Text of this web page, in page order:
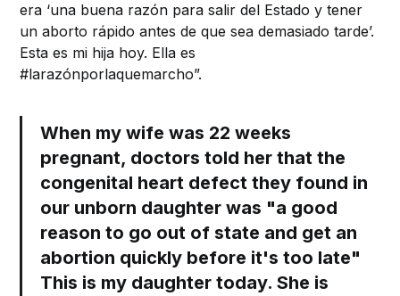
era ‘una buena razón para salir del Estado y tener
un aborto rápido antes de que sea demasiado tarde’.
Esta es mi hija hoy. Ella es
#larazónporlaquemarcho”.
When my wife was 22 weeks
pregnant, doctors told her that the
congenital heart defect they found in
our unborn daughter was "a good
reason to go out of state and get an
abortion quickly before it's too late"
This is my daughter today. She is